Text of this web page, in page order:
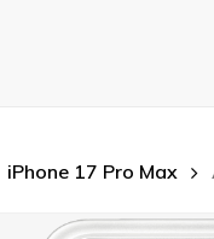
iPhone 17 Pro Max